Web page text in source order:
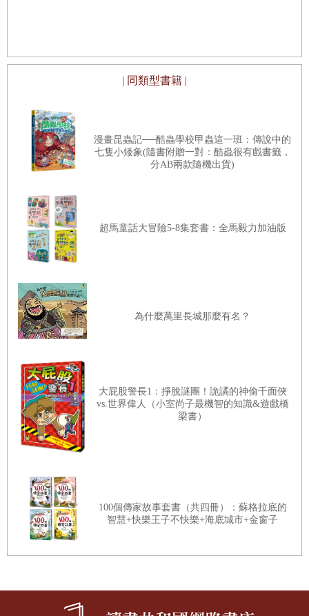
去，就只會看到一堆氣體！
方夠冷，冬天就會看到變成雪花或冰柱的水。
【蒸發和凝結】
體或氣體變成固體。你可能已經知道，水從液體變成固體的過程叫做
「凝固」，把水放入製冰盒中做成冰塊就是凝固。
水從液體變成氣體的過程叫做
在爐子上燒開水時，水的溫度上升，變成水蒸氣，就是蒸發。
地上的積水在溫暖的午後漸漸消失不見，也是同樣的道理。水的溫度
凝結剛好相反。回想一下裝有冷飲的玻璃杯，你有想過杯子外面的水
珠是怎麼形成的嗎？冰冰的杯子會讓附近空氣的溫度下降，於是杯子
周圍的水蒸氣就會從氣體變成小水珠。
同樣的道理，空氣和空氣裡的水蒸氣一離開地表，溫度就會下降。隨
水滴，變成天上的雲。
| 同類型書籍 |
漫畫昆蟲記──酷蟲學校甲蟲這一班：傳說中的
七隻小矮象(隨書附贈一對：酷蟲很有戲書籤，
分AB兩款隨機出貨)
超馬童話大冒險5-8集套書：全馬毅力加油版
為什麼萬里長城那麼有名？
大屁股警長1：掙脫謎團！詭譎的神偷千面俠
vs.世界偉人（小室尚子最機智的知識&遊戲橋
梁書）
100個傳家故事套書（共四冊）：蘇格拉底的
智慧+快樂王子不快樂+海底城市+金窗子